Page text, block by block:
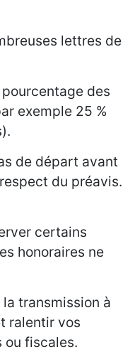
lettres de
des
exemple 25 %
de départ avant
du préavis.
certains
honoraires ne
transmission à
ralentir vos
ou fiscales.